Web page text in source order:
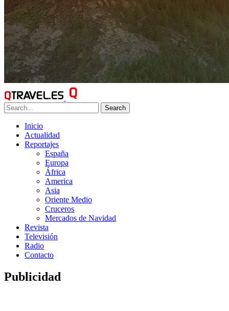
Search
Inicio
Actualidad
Reportajes
España
Europa
África
America
Asia
Oriente Medio
Cruceros
Mercados de Navidad
Revista
Televisión
Radio
Contacto
Publicidad